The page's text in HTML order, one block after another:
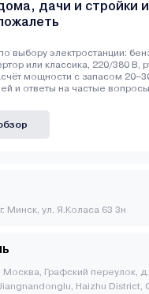
дачи и стройки
выбору электростанции:
или классика, 220/380 В,
мощности с запасом
и ответы на частые
Минск, ул. Я.Коласа 63 3н
Графский переулок, д.
Haizhu District,